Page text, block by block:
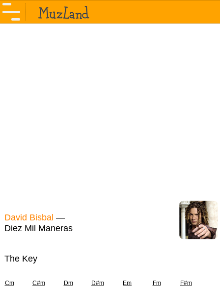
David Bisbal —
Diez Mil Maneras
The Key
Cm C#m Dm D#m Em Fm
F#m